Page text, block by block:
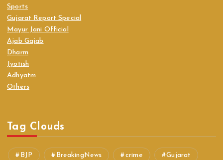
Sports
Gujarat Report Special
Mayur Jani Official
Ajab Gajab
Dharm
Jyotish
Adhyatm
Others
Tag Clouds
BJP BreakingNews crime Gujarat